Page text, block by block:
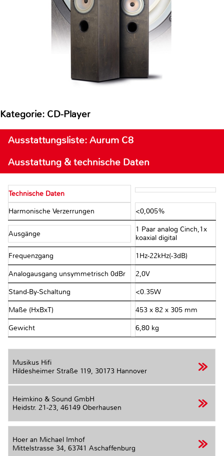
Kategorie: CD-Player
Ausstattungsliste: Aurum C8
Ausstattung & technische Daten
Technische Daten
Harmonische Verzerrungen <0,005%
Ausgänge
1 Paar analog Cinch,1x
koaxial digital
Frequenzgang 1Hz-22kHz(-3dB)
Analogausgang unsymmetrisch 0dBr 2,0V
Stand-By-Schaltung <0.35W
Maße (HxBxT) 453 x 82 x 305 mm
Gewicht 6,80 kg
Musikus Hifi
Hildesheimer Straße 119, 30173 Hannover
Heimkino & Sound GmbH
Heidstr. 21-23, 46149 Oberhausen
Hoer an Michael Imhof
Mittelstrasse 34, 63741 Aschaffenburg